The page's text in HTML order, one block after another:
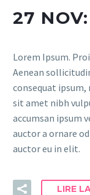
27
Lorem Ipsum.
Aenean
consequat ipsum,
sit amet nibh
accumsan ipsum
auctor a ornare
auctor eu in elit.
LIRE